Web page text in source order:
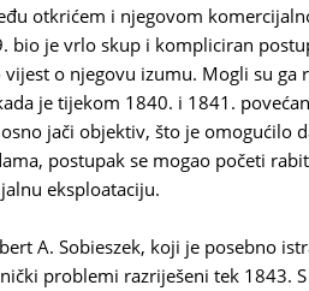
otkrićem i njegovom
bio je vrlo skup i kompliciran
o njegovu izumu. Mogli su ga
je tijekom 1840. i 1841.
jači objektiv, što je omogućilo
postupak se mogao početi
eksploataciju.
A. Sobieszek, koji je posebno
problemi razriješeni tek 1843.